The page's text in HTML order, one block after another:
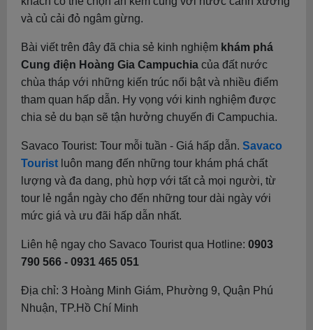
và củ cải đỏ ngâm gừng.
Bài viết trên đây đã chia sẻ kinh nghiệm khám phá
Cung điện Hoàng Gia Campuchia của đất nước
chùa tháp với những kiến trúc nổi bật và nhiều điểm
tham quan hấp dẫn. Hy vọng với kinh nghiệm được
chia sẻ du bạn sẽ tận hưởng chuyến đi Campuchia.
Savaco Tourist: Tour mỗi tuần - Giá hấp dẫn. Savaco
Tourist luôn mang đến những tour khám phá chất
lượng và đa dang, phù hợp với tất cả mọi người, từ
tour lẻ ngắn ngày cho đến những tour dài ngày với
mức giá và ưu đãi hấp dẫn nhất.
Liên hệ ngay cho Savaco Tourist qua Hotline: 0903
790 566 - 0931 465 051
Địa chỉ: 3 Hoàng Minh Giám, Phường 9, Quận Phú
Nhuận, TP.Hồ Chí Minh